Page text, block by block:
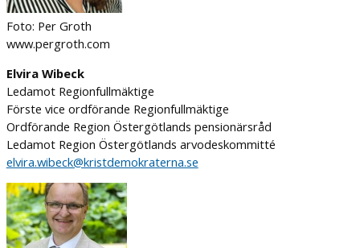
Foto: Per Groth
www.pergroth.com
Elvira Wibeck
Ledamot Regionfullmäktige
Förste vice ordförande Regionfullmäktige
Ordförande Region Östergötlands pensionärsråd
Ledamot Region Östergötlands arvodeskommitté
elvira.wibeck@kristdemokraterna.se